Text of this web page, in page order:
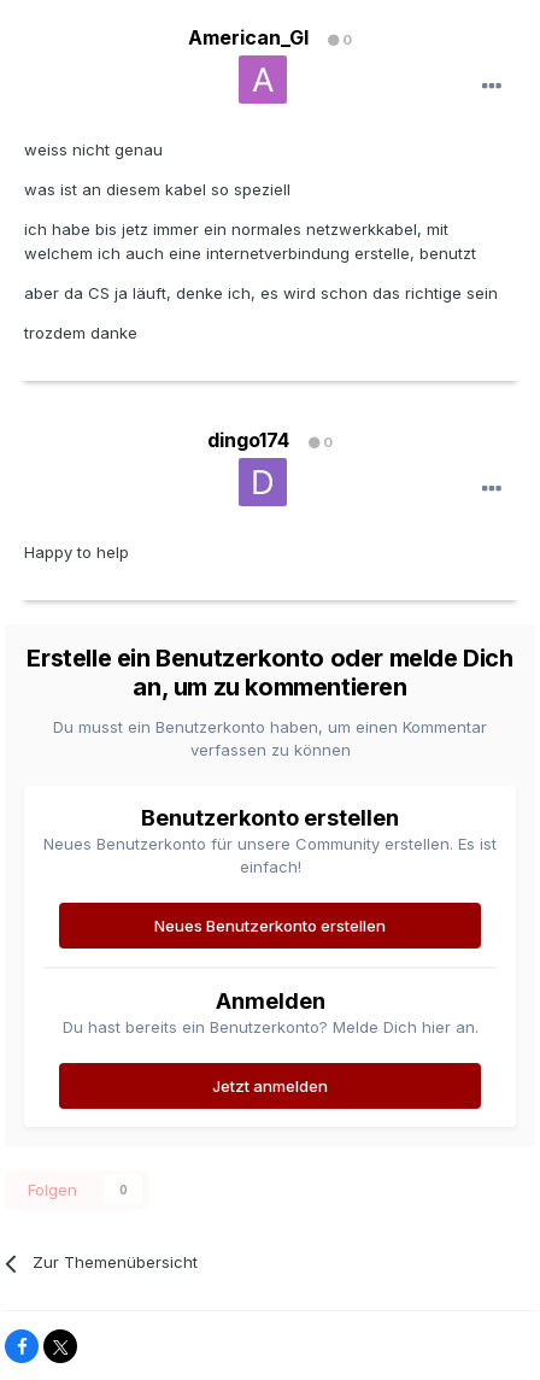
American_GI 0
weiss nicht genau
was ist an diesem kabel so speziell
ich habe bis jetz immer ein normales netzwerkkabel, mit
welchem ich auch eine internetverbindung erstelle, benutzt
aber da CS ja läuft, denke ich, es wird schon das richtige sein
trozdem danke
dingo174 0
Happy to help
Erstelle ein Benutzerkonto oder melde Dich
an, um zu kommentieren
Du musst ein Benutzerkonto haben, um einen Kommentar
verfassen zu können
Benutzerkonto erstellen
Neues Benutzerkonto für unsere Community erstellen. Es ist
einfach!
Neues Benutzerkonto erstellen
Anmelden
Du hast bereits ein Benutzerkonto? Melde Dich hier an.
Jetzt anmelden
Folgen 0
Zur Themenübersicht